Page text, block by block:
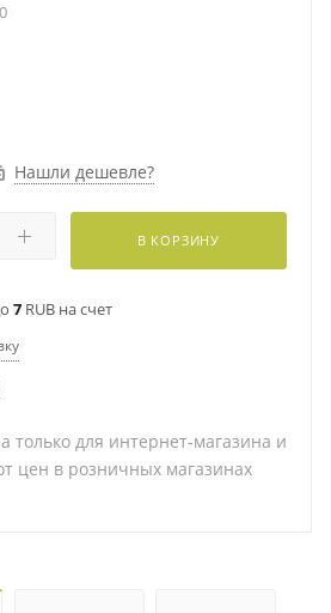
Нашли дешевле?
В КОРЗИНУ
7 RUB на счет
только для интернет-магазина и
цен в розничных магазинах